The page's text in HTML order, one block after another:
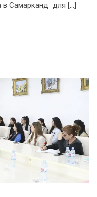
в Самарканд для […]